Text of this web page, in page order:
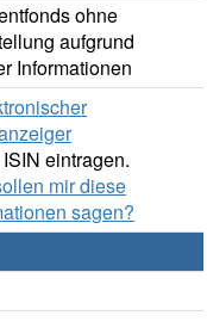
ohne
aufgrund
Informationen
eintragen.
mir diese
sagen?